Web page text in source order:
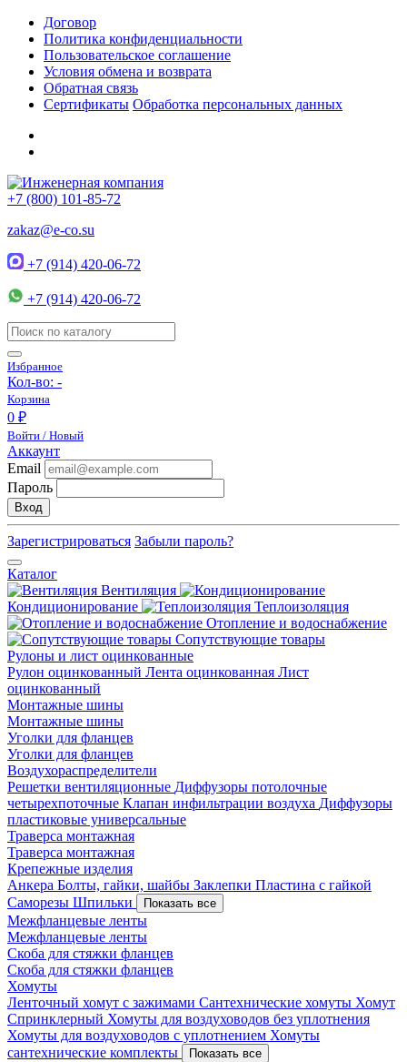
Договор
Политика конфиденциальности
Пользовательское соглашение
Условия обмена и возврата
Обратная связь
Сертификаты Обработка персональных данных
+7 (800) 101-85-72
zakaz@e-co.su
+7 (914) 420-06-72
+7 (914) 420-06-72
Избранное
Кол-во: -
Корзина
0 ₽
Войти / Новый
Аккаунт
Email
Пароль
Вход
Зарегистрироваться Забыли пароль?
Каталог
Вентиляция
Кондиционирование
Теплоизоляция
Отопление и водоснабжение
Сопутствующие товары
Рулоны и лист оцинкованные
Рулон оцинкованный Лента оцинкованная Лист
оцинкованный
Монтажные шины
Монтажные шины
Уголки для фланцев
Уголки для фланцев
Воздухораспределители
Решетки вентиляционные Диффузоры потолочные
четырехпоточные Клапан инфильтрации воздуха Диффузоры
пластиковые универсальные
Траверса монтажная
Траверса монтажная
Крепежные изделия
Анкера Болты, гайки, шайбы Заклепки Пластина с гайкой
Саморезы Шпильки Показать все
Межфланцевые ленты
Межфланцевые ленты
Скоба для стяжки фланцев
Скоба для стяжки фланцев
Хомуты
Ленточный хомут с зажимами Сантехнические хомуты Хомут
Спринклерный Хомуты для воздуховодов без уплотнения
Хомуты для воздуховодов с уплотнением Хомуты
сантехнические комплекты
Показать все